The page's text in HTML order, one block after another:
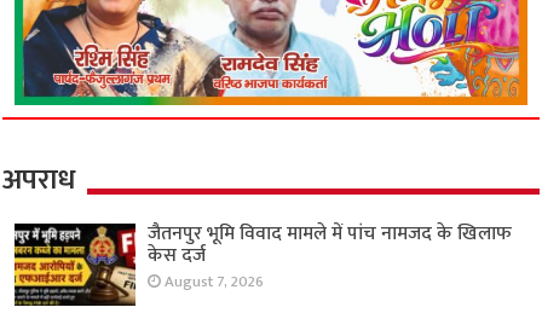
अपराध
जैतनपुर भूमि विवाद मामले में पांच नामजद के खिलाफ
केस दर्ज
August 7, 2026